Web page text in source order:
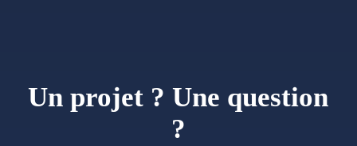
Un projet ? Une question
?